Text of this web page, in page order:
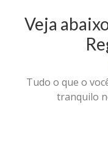
Veja
Tudo o que o
tranquilo